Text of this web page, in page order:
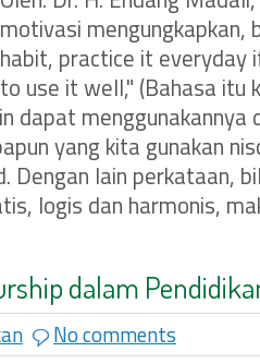
motivasi mengungkapkan,
habit, practice it everyday
to use it well," (Bahasa itu
dapat menggunakannya
yang kita gunakan
Dengan lain perkataan,
logis dan harmonis,
dalam
No comments